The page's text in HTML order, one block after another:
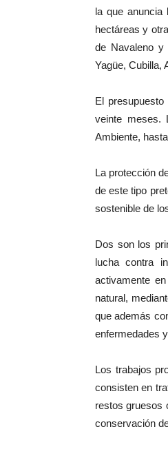
la que anuncia
hectáreas y
de Navaleno y
Yagüe, Cubilla,
El
veinte meses.
Ambiente,
La protección
de este tipo
sostenible de
Dos son los
lucha contra
activamente
natural,
que además
enfermedades
Los trabajos
consisten en
restos gruesos
conservación